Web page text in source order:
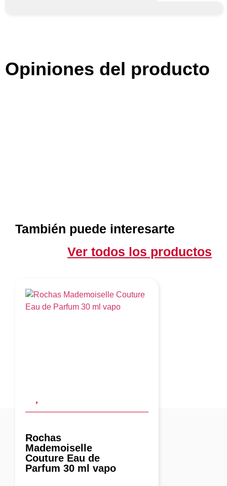
Opiniones del producto
También puede interesarte
Ver todos los productos
Rochas
Mademoiselle
Couture Eau de
Parfum 30 ml vapo